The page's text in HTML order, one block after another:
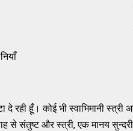
दे रही हूँ। कोई भी स्वाभिमानी
से संतुष्ट और स्त्री, एक मानय